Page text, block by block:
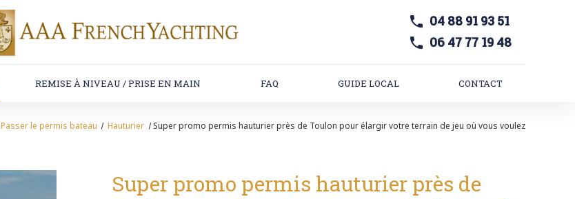
04 88 91 93 51
06 47 77 19 48
REMISE À NIVEAU / PRISE EN MAIN FAQ GUIDE LOCAL CONTACT
Passer le permis bateau Hauturier Super promo permis hauturier près de Toulon pour élargir votre terrain de jeu où vous voulez
Super promo permis hauturier près de